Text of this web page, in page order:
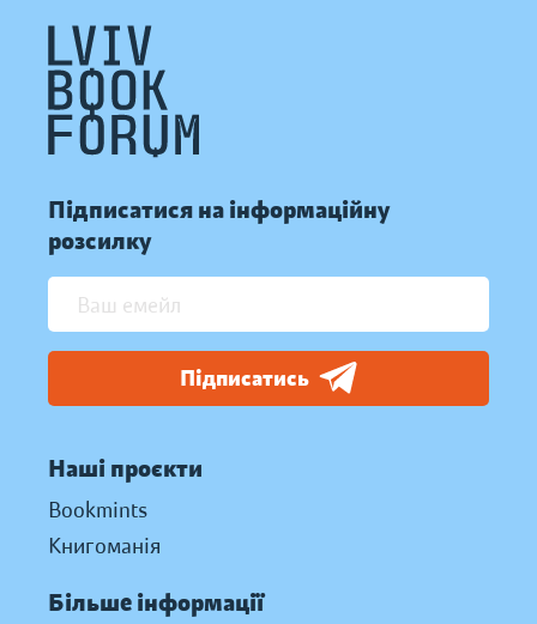
Підписатися на інформаційну
розсилку
Підписатись
Наші проєкти
Bookmints
Книгоманія
Більше інформації